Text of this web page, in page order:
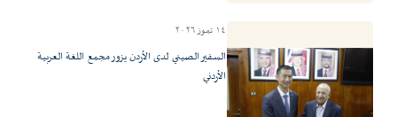
١٤ تموز ٢٠٢٦
السفير الصيني لدى الأردن يزور مجمع اللغة العربية
الأردني